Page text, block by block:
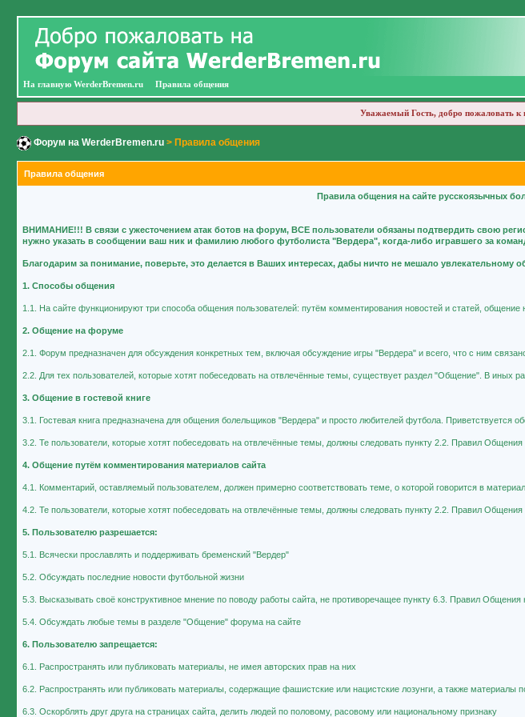
На главную WerderBremen.ru Правила общения
Уважаемый Гость, добро пожаловать
Форум на WerderBremen.ru > Правила общения
Правила общения
Правила общения на сайте русскоязычных
ВНИМАНИЕ!!! В связи с ужесточением атак ботов на форум, ВСЕ пользователи обязаны подтвердить свою
нужно указать в сообщении ваш ник и фамилию любого футболиста "Вердера", когда-либо игравшего за
Благодарим за понимание, поверьте, это делается в Ваших интересах, дабы ничто не мешало увлекательному
1. Способы общения
1.1. На сайте функционируют три способа общения пользователей: путём комментирования новостей и статей, общение
2. Общение на форуме
2.1. Форум предназначен для обсуждения конкретных тем, включая обсуждение игры "Вердера" и всего, что с ним
2.2. Для тех пользователей, которые хотят побеседовать на отвлечённые темы, существует раздел "Общение". В иных
3. Общение в гостевой книге
3.1. Гостевая книга предназначена для общения болельщиков "Вердера" и просто любителей футбола. Приветствуется
3.2. Те пользователи, которые хотят побеседовать на отвлечённые темы, должны следовать пункту 2.2. Правил Общения
4. Общение путём комментирования материалов сайта
4.1. Комментарий, оставляемый пользователем, должен примерно соответствовать теме, о которой говорится в
4.2. Те пользователи, которые хотят побеседовать на отвлечённые темы, должны следовать пункту 2.2. Правил Общения
5. Пользователю разрешается:
5.1. Всячески прославлять и поддерживать бременский "Вердер"
5.2. Обсуждать последние новости футбольной жизни
5.3. Высказывать своё конструктивное мнение по поводу работы сайта, не противоречащее пункту 6.3. Правил Общения
5.4. Обсуждать любые темы в разделе "Общение" форума на сайте
6. Пользователю запрещается:
6.1. Распространять или публиковать материалы, не имея авторских прав на них
6.2. Распространять или публиковать материалы, содержащие фашистские или нацистские лозунги, а также материалы
6.3. Оскорблять друг друга на страницах сайта, делить людей по половому, расовому или национальному признаку